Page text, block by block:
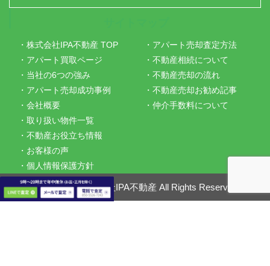
・株式会社IPA不動産 TOP
・アパート買取ページ
・当社の6つの強み
・アパート売却成功事例
・会社概要
・アパート売却査定方法
・不動産相続について
・不動産売却の流れ
・不動産売却お勧め記事
・仲介手数料について
・取り扱い物件一覧
・不動産お役立ち情報
・お客様の声
・個人情報保護方針
Copyright ©株式会社IPA不動産 All Rights Reserved.